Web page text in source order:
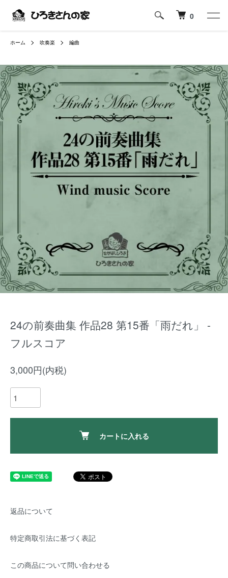
0
ホーム 吹奏楽 編曲
24の前奏曲集 作品28 第15番「雨だれ」 -
フルスコア
3,000円(内税)
カートに入れる
返品について
特定商取引法に基づく表記
この商品について問い合わせる